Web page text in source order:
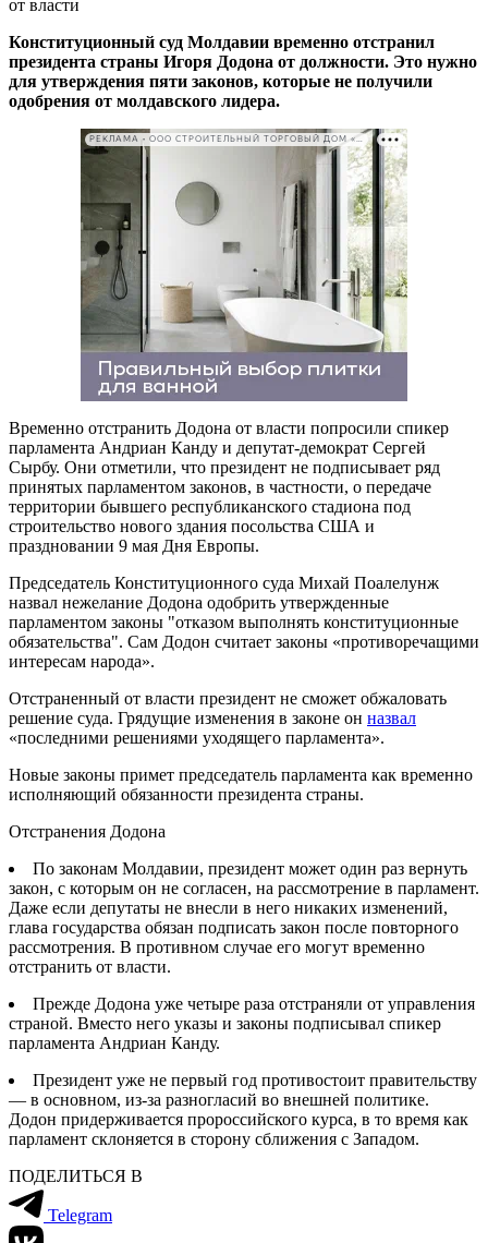
от власти
Конституционный суд Молдавии временно отстранил
президента страны Игоря Додона от должности. Это нужно
для утверждения пяти законов, которые не получили
одобрения от молдавского лидера.
РЕКЛАМА • ООО СТРОИТЕЛЬНЫЙ ТОРГОВЫЙ ДОМ «ПЕТРОВИЧ». ИНН: 7802348846
Временно отстранить Додона от власти попросили спикер
парламента Андриан Канду и депутат-демократ Сергей
Сырбу. Они отметили, что президент не подписывает ряд
принятых парламентом законов, в частности, о передаче
территории бывшего республиканского стадиона под
строительство нового здания посольства США и
праздновании 9 мая Дня Европы.
Председатель Конституционного суда Михай Поалелунж
назвал нежелание Додона одобрить утвержденные
парламентом законы "отказом выполнять конституционные
обязательства". Сам Додон считает законы «противоречащими
интересам народа».
Отстраненный от власти президент не сможет обжаловать
решение суда. Грядущие изменения в законе он назвал
«последними решениями уходящего парламента».
Новые законы примет председатель парламента как временно
исполняющий обязанности президента страны.
Отстранения Додона
По законам Молдавии, президент может один раз вернуть
закон, с которым он не согласен, на рассмотрение в парламент.
Даже если депутаты не внесли в него никаких изменений,
глава государства обязан подписать закон после повторного
рассмотрения. В противном случае его могут временно
отстранить от власти.
Прежде Додона уже четыре раза отстраняли от управления
страной. Вместо него указы и законы подписывал спикер
парламента Андриан Канду.
Президент уже не первый год противостоит правительству
— в основном, из-за разногласий во внешней политике.
Додон придерживается пророссийского курса, в то время как
парламент склоняется в сторону сближения с Западом.
ПОДЕЛИТЬСЯ В
Telegram